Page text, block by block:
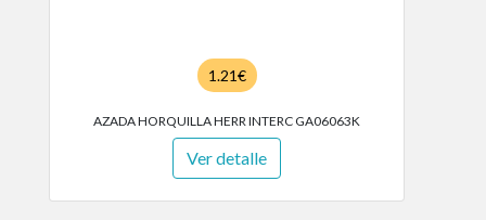
1.21€
AZADA HORQUILLA HERR INTERC GA06063K
Ver detalle